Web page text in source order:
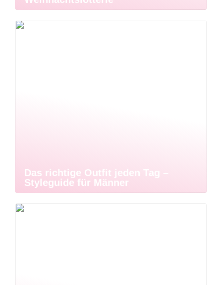
Das richtige Outfit jeden Tag –
Styleguide für Männer